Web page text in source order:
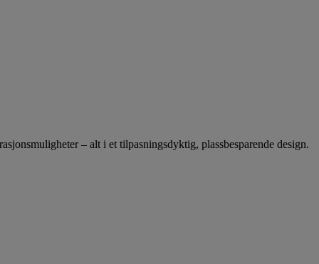
– alt i et tilpasningsdyktig, plassbesparende design.